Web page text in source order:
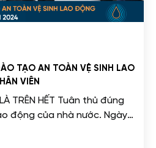
TẠO AN TOÀN VỆ SINH LAO
VIÊN
TRÊN HẾT Tuân thủ đúng
động của nhà nước. Ngày